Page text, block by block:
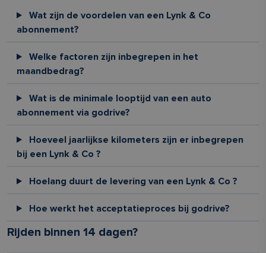
Wat zijn de voordelen van een Lynk & Co
abonnement?
Welke factoren zijn inbegrepen in het
maandbedrag?
Wat is de minimale looptijd van een auto
abonnement via godrive?
Hoeveel jaarlijkse kilometers zijn er inbegrepen
bij een Lynk & Co ?
Hoelang duurt de levering van een Lynk & Co ?
Hoe werkt het acceptatieproces bij godrive?
Rijden binnen 14 dagen?